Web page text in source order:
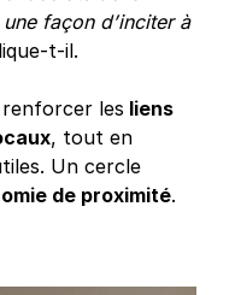
façon d’inciter à
t-il.
les liens
, tout en
Un cercle
de proximité.